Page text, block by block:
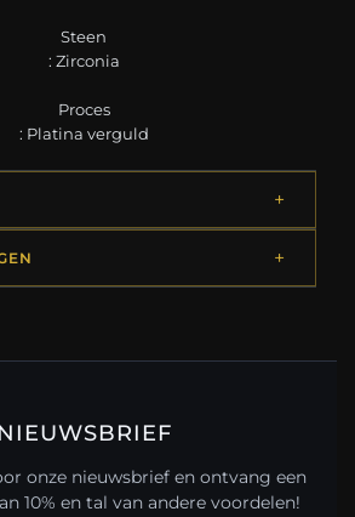
Steen
: Zirconia
Proces
: Platina verguld
onze nieuwsbrief en ontvang een
10% en tal van andere voordelen!